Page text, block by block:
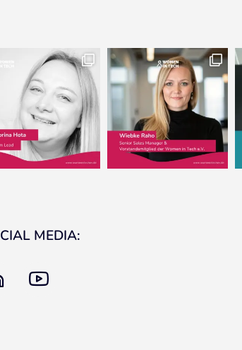
MEDIA: